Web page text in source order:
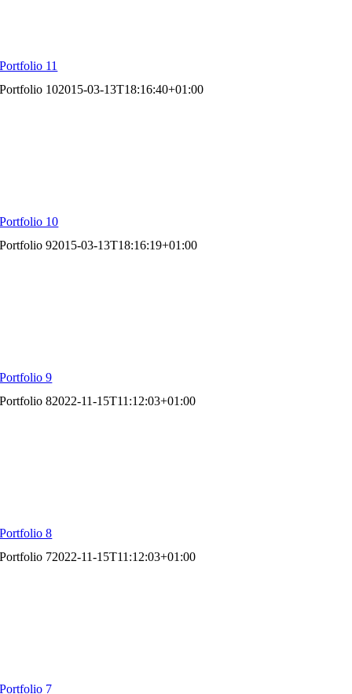
Portfolio 11
Portfolio 102015-03-13T18:16:40+01:00
Portfolio 10
Portfolio 92015-03-13T18:16:19+01:00
Portfolio 9
Portfolio 82022-11-15T11:12:03+01:00
Portfolio 8
Portfolio 72022-11-15T11:12:03+01:00
Portfolio 7